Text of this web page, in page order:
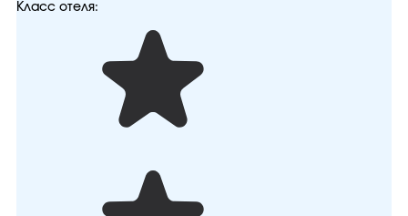
Класс отеля: